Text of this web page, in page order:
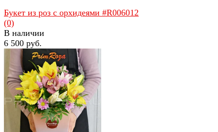
избранное сравнить
Букет из роз с орхидеями #R006012
(0)
В наличии
6 500 руб.